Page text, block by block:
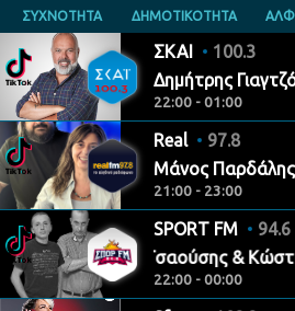
ΣΥΧΝΟΤΗΤΑ ΔΗΜΟΤΙΚΟΤΗΤΑ
ΣΚΑΙ
100.3
Δημήτρης
22:00 - 01:00
Real
97.8
Μάνος Παρδάλης
21:00 - 23:00
SPORT FM
94.6
Γιάννης Τσαούσης &
22:00 - 00:00